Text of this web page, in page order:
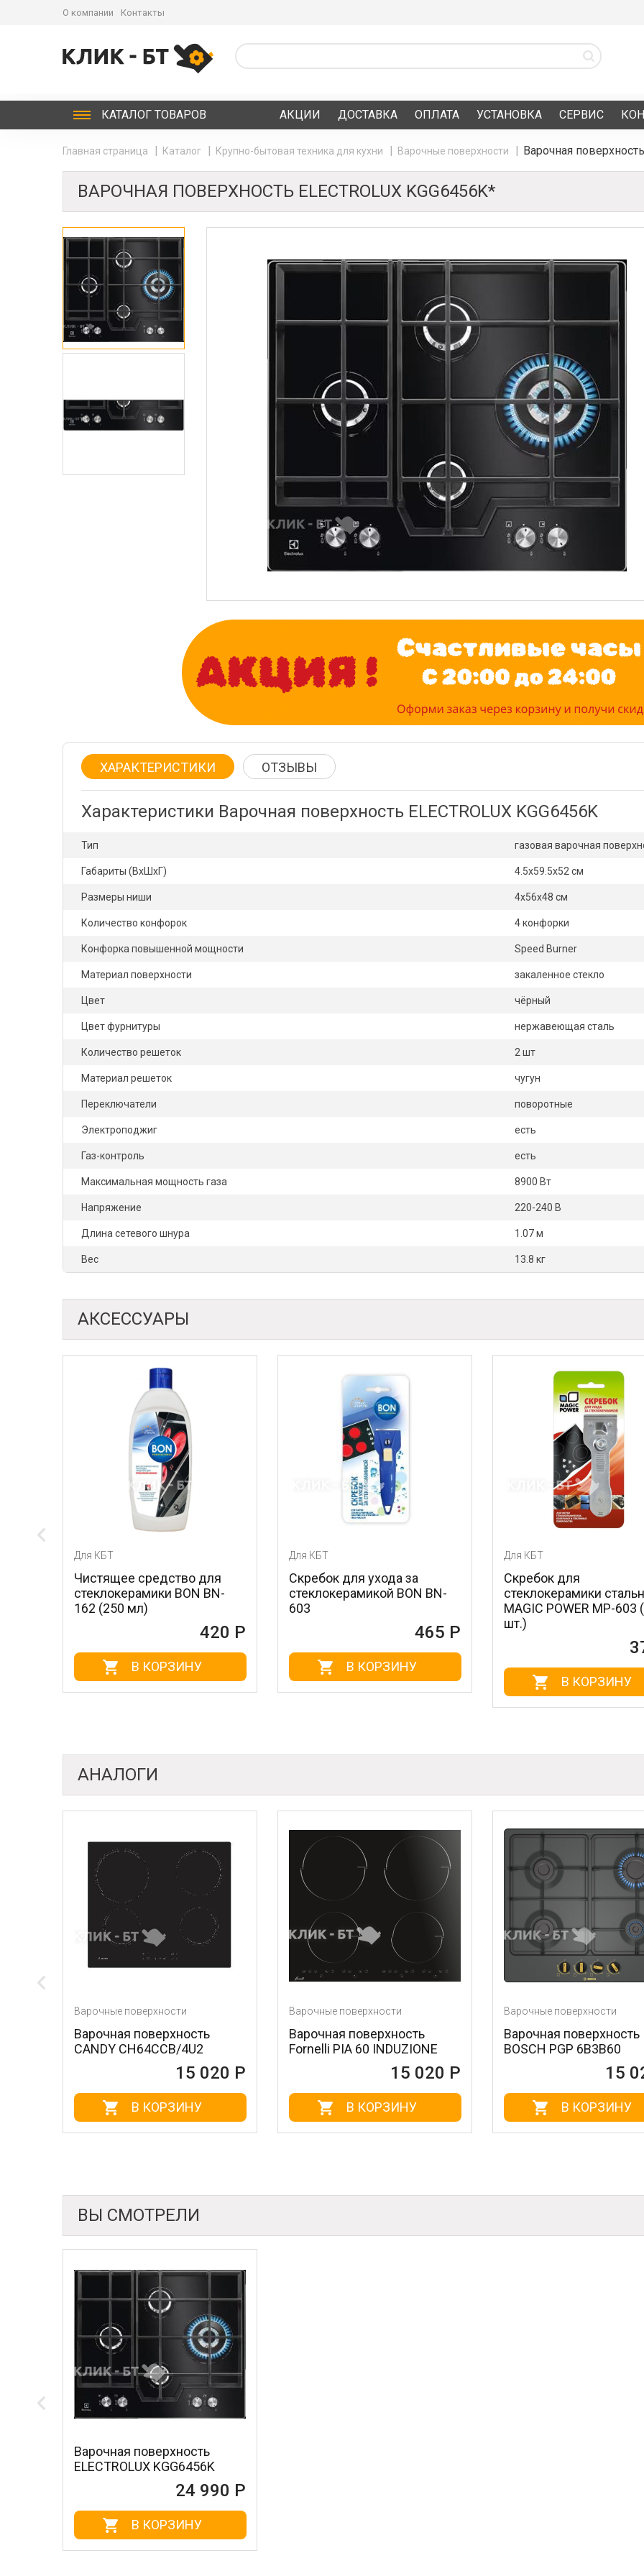
О компании Контакты
КАТАЛОГ ТОВАРОВ АКЦИИ ДОСТАВКА ОПЛАТА УСТАНОВКА СЕРВИС
Главная страница Каталог Крупно-бытовая техника для кухни Варочные поверхности Варочная
ВАРОЧНАЯ ПОВЕРХНОСТЬ ELECTROLUX KGG6456K*
ХАРАКТЕРИСТИКИ ОТЗЫВЫ
Характеристики Варочная поверхность ELECTROLUX KGG6456K
Тип газовая варочная
Габариты (ВхШхГ) 4.5х59.5х52 см
Размеры ниши 4х56х48 см
Количество конфорок 4 конфорки
Конфорка повышенной мощности Speed Burner
Материал поверхности закаленное стекло
Цвет чёрный
Цвет фурнитуры нержавеющая сталь
Количество решеток 2 шт
Материал решеток чугун
Переключатели поворотные
Электроподжиг есть
Газ-контроль есть
Максимальная мощность газа 8900 Вт
Напряжение 220-240 В
Длина сетевого шнура 1.07 м
Вес 13.8 кг
АКСЕССУАРЫ
средство для
BON BN-
В КОРЗИНУ
Скребок для ухода за
стеклокерамикой BON BN-
В КОРЗИНУ
стеклокерамики стальной
MAGIC POWER MP-603 (1
шт.)
В КОРЗИНУ
АНАЛОГИ
Варочные поверхности
Варочная поверхность
CANDY CH64CCB/4U2
В КОРЗИНУ
Варочные поверхности
Варочная поверхность
Fornelli PIA 60 INDUZIONE
В КОРЗИНУ
Варочные поверхности
Варочная поверхность
BOSCH PGP 6B3B60
В КОРЗИНУ
ВЫ СМОТРЕЛИ
Варочная поверхность
ELECTROLUX KGG6456K
24 990 Р
В КОРЗИНУ